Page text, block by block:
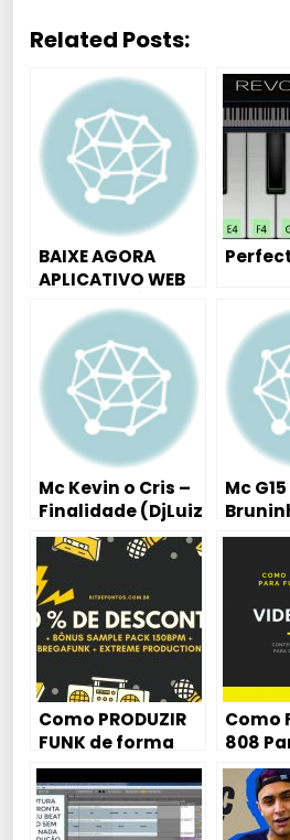
Related Posts:
BAIXE AGORA
APLICATIVO WEB
FUNK
Mc Kevin o Cris –
Finalidade (DjLuiz
Mendes mix)
Mc
Piano
Como PRODUZIR
FUNK de forma
PROFISSIONAL
começando DO
ZERO
Como
808
Trap
(Com